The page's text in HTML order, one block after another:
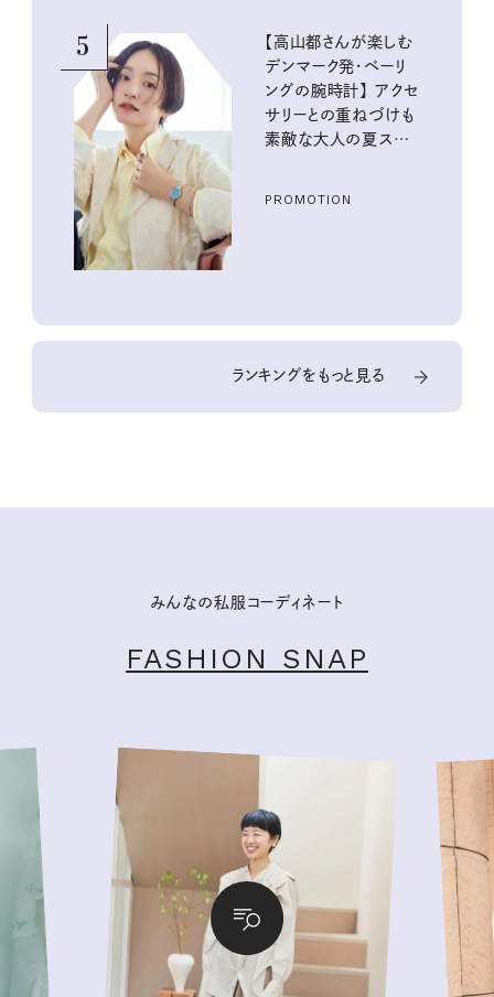
5
【高山都さんが楽しむ
デンマーク発・ベーリ
ングの腕時計】 アクセ
サリーとの重ねづけも
素敵な大人の夏スタイ
PROMOTION
ランキングをもっと見る
みんなの私服コーディネート
FASHION SNAP